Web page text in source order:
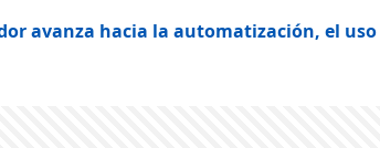
avanza hacia la automatización, el